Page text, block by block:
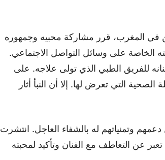
في المغرب، قرر مشاركة محبيه وجمهوره
الخاصة على وسائل التواصل الاجتماعي.
للفريق الطبي الذي تولى علاجه. على
التي تعرض لها. إلا أن النبأ أثار
وتمنياتهم له بالشفاء العاجل. انتشرت
عن التعاطف مع الفنان وتأكيد لمحبته